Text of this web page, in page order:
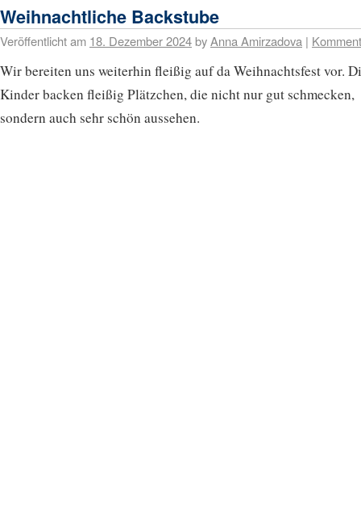
Weihnachtliche Backstube
Veröffentlicht am 18. Dezember 2024byAnna Amirzadova |
Wir bereiten uns weiterhin fleißig auf da Weihnachtsfest vor.
Kinder backen fleißig Plätzchen, die nicht nur gut schmecken,
sondern auch sehr schön aussehen.